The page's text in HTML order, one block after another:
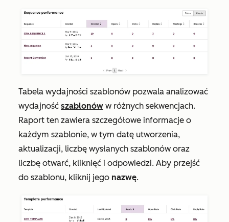
Tabela wydajności szablonów pozwala analizować
wydajność szablonów w różnych sekwencjach.
Raport ten zawiera szczegółowe informacje o
każdym szablonie, w tym datę utworzenia,
aktualizacji, liczbę wysłanych szablonów oraz
liczbę otwarć, kliknięć i odpowiedzi. Aby przejść
do szablonu, kliknij jego nazwę.